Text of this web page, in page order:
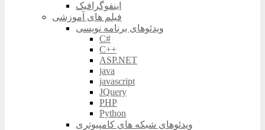
اینفوگرافیک
فیلم های آموزشی
ویدئوهای برنامه نویسی
C#
C++
ASP.NET
java
javascript
JQuery
PHP
Python
ویدئوهای شبکه های کامپیوتری